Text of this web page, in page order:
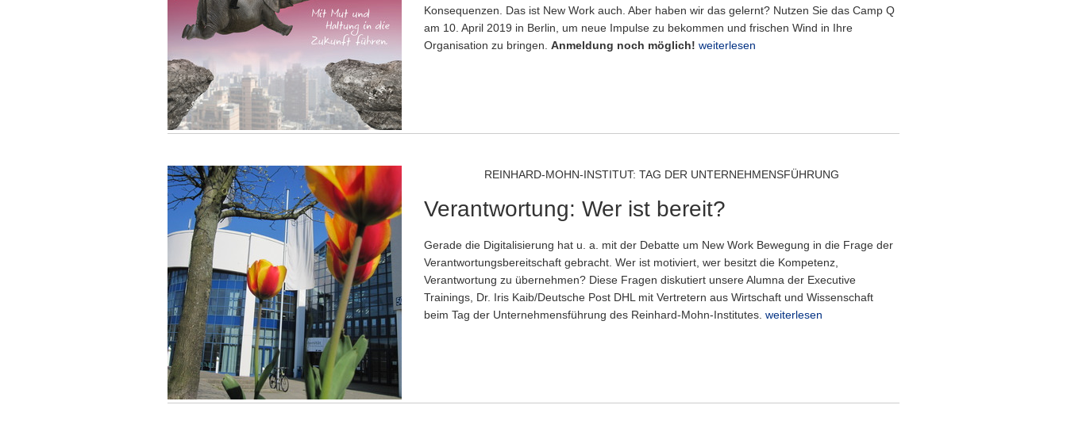
Konsequenzen. Das ist New Work auch. Aber haben wir das gelernt? Nutzen Sie das Camp Q
am 10. April 2019 in Berlin, um neue Impulse zu bekommen und frischen Wind in Ihre
Organisation zu bringen. Anmeldung noch möglich! weiterlesen
REINHARD-MOHN-INSTITUT: TAG DER UNTERNEHMENSFÜHRUNG
Verantwortung: Wer ist bereit?
Gerade die Digitalisierung hat u. a. mit der Debatte um New Work Bewegung in die Frage der
Verantwortungsbereitschaft gebracht. Wer ist motiviert, wer besitzt die Kompetenz,
Verantwortung zu übernehmen? Diese Fragen diskutiert unsere Alumna der Executive
Trainings, Dr. Iris Kaib/Deutsche Post DHL mit Vertretern aus Wirtschaft und Wissenschaft
beim Tag der Unternehmensführung des Reinhard-Mohn-Institutes. weiterlesen